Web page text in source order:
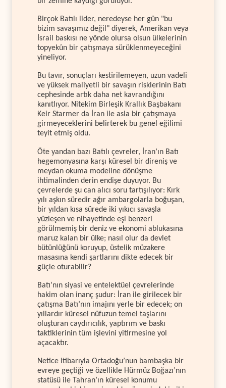
Birçok Batılı lider, neredeyse her gün "bu
bizim savaşımız değil" diyerek, Amerikan veya
İsrail baskısı ne yönde olursa olsun ülkelerinin
topyekûn bir çatışmaya sürüklenmeyeceğini
yineliyor.
Bu tavır, sonuçları kestirilemeyen, uzun vadeli
ve yüksek maliyetli bir savaşın risklerinin Batı
cephesinde artık daha net kavrandığını
kanıtlıyor. Nitekim Birleşik Krallık Başbakanı
Keir Starmer da İran ile asla bir çatışmaya
girmeyeceklerini belirterek bu genel eğilimi
teyit etmiş oldu.
Öte yandan bazı Batılı çevreler, İran’ın Batı
hegemonyasına karşı küresel bir direniş ve
meydan okuma modeline dönüşme
ihtimalinden derin endişe duyuyor. Bu
çevrelerde şu can alıcı soru tartışılıyor: Kırk
yılı aşkın süredir ağır ambargolarla boğuşan,
bir yıldan kısa sürede iki yıkıcı savaşla
yüzleşen ve nihayetinde eşi benzeri
görülmemiş bir deniz ve ekonomi ablukasına
maruz kalan bir ülke; nasıl olur da devlet
bütünlüğünü koruyup, üstelik müzakere
masasına kendi şartlarını dikte edecek bir
güçle oturabilir?
Batı’nın siyasi ve entelektüel çevrelerinde
hakim olan inanç şudur: İran ile girilecek bir
çatışma Batı’nın imajını yerle bir edecek; on
yıllardır küresel nüfuzun temel taşlarını
oluşturan caydırıcılık, yaptırım ve baskı
taktiklerinin tüm işlevini yitirmesine yol
açacaktır.
Netice itibarıyla Ortadoğu’nun bambaşka bir
evreye geçtiği ve özellikle Hürmüz Boğazı’nın
statüsü ile Tahran’ın küresel konumu